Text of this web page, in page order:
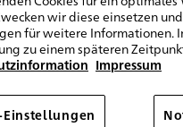
wir diese einsetzen
für weitere Informationen.
zu einem späteren
Impressum
Einstellungen